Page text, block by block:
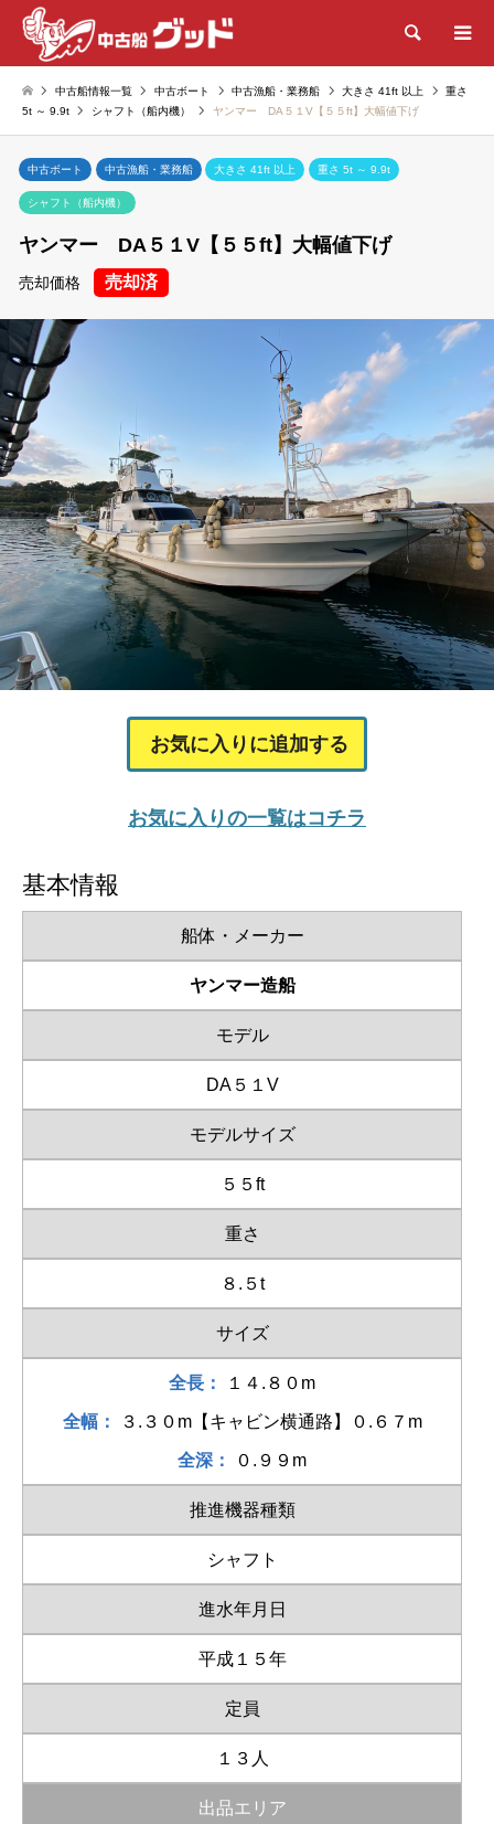
検索
中古船情報一覧 中古ボート 中古漁船・業務船 大きさ 41ft 以上
重さ
5t ～ 9.9t
シャフト（船内機） ヤンマー DA５１V【５５ft】大幅値下げ
中古ボート 中古漁船・業務船 大きさ 41ft 以上 重さ 5t ～ 9.9t
シャフト（船内機）
ヤンマー DA５１V【５５ft】大幅値下げ
売却価格 売却済
お気に入りに追加する
お気に入りの一覧はコチラ
基本情報
船体・メーカー
ヤンマー造船
モデル
DA５１V
モデルサイズ
５５ft
重さ
８.５t
サイズ
全長： １４.８０m
全幅： ３.３０m【キャビン横通路】０.６７m
全深： ０.９９m
推進機器種類
シャフト
進水年月日
平成１５年
定員
１３人
出品エリア